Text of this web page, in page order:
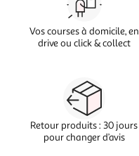
Vos courses à domicile, en
drive ou click & collect
Retour produits : 30 jours
pour changer d’avis